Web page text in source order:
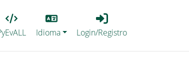
Lang
Idioma
Login_Registro
Login/Registro